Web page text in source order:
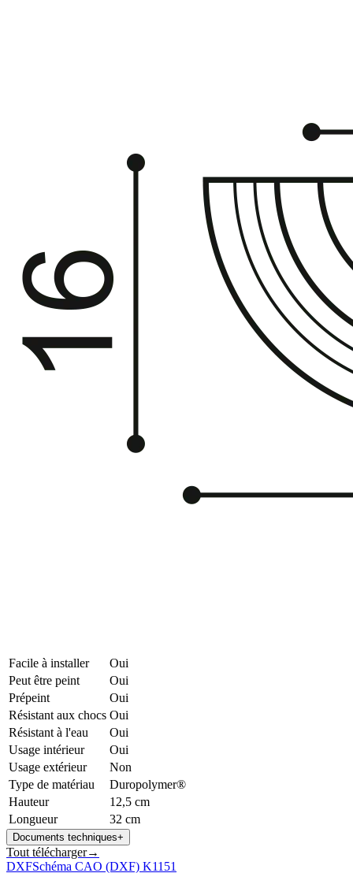
Facile à installer
Oui
Peut être peint
Oui
Prépeint
Oui
Résistant aux chocs Oui
Résistant à l'eau
Oui
Usage intérieur
Oui
Usage extérieur
Non
Type de matériau
Duropolymer®
Hauteur
12,5 cm
Longueur
32 cm
Documents techniques+
Tout télécharger→
DXFSchéma CAO (DXF) K1151